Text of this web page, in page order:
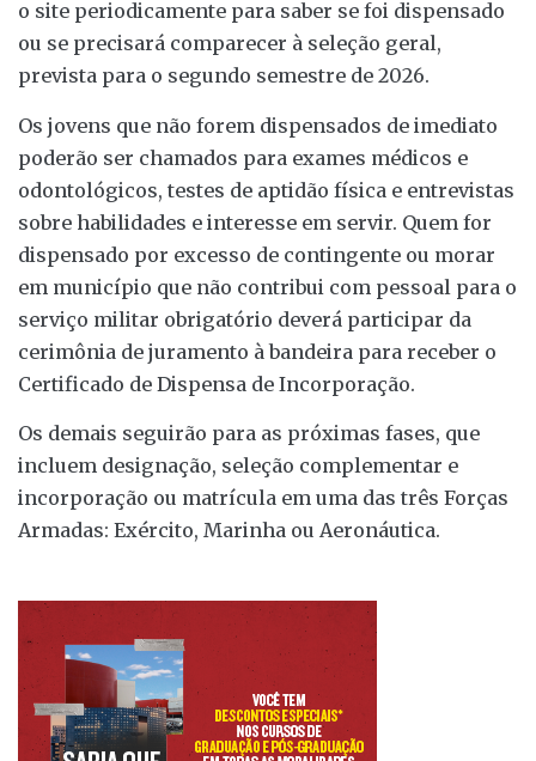
o site periodicamente para saber se foi dispensado
ou se precisará comparecer à seleção geral,
prevista para o segundo semestre de 2026.
Os jovens que não forem dispensados de imediato
poderão ser chamados para exames médicos e
odontológicos, testes de aptidão física e entrevistas
sobre habilidades e interesse em servir. Quem for
dispensado por excesso de contingente ou morar
em município que não contribui com pessoal para o
serviço militar obrigatório deverá participar da
cerimônia de juramento à bandeira para receber o
Certificado de Dispensa de Incorporação.
Os demais seguirão para as próximas fases, que
incluem designação, seleção complementar e
incorporação ou matrícula em uma das três Forças
Armadas: Exército, Marinha ou Aeronáutica.